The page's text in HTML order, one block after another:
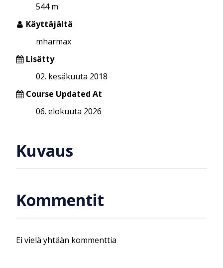
544 m
Käyttäjältä
mharmax
Lisätty
02. kesäkuuta 2018
Course Updated At
06. elokuuta 2026
Kuvaus
Kommentit
Ei vielä yhtään kommenttia